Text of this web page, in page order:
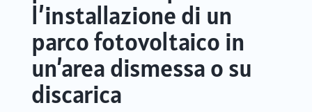
l’installazione di un
parco fotovoltaico in
un’area dismessa o su
discarica